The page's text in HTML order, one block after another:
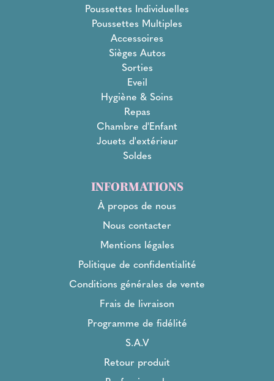
Poussettes Individuelles
Poussettes Multiples
Accessoires
Sièges Autos
Sorties
Eveil
Hygiène & Soins
Repas
Chambre d'Enfant
Jouets d'extérieur
Soldes
INFORMATIONS
À propos de nous
Nous contacter
Mentions légales
Politique de confidentialité
Conditions générales de vente
Frais de livraison
Programme de fidélité
S.A.V
Retour produit